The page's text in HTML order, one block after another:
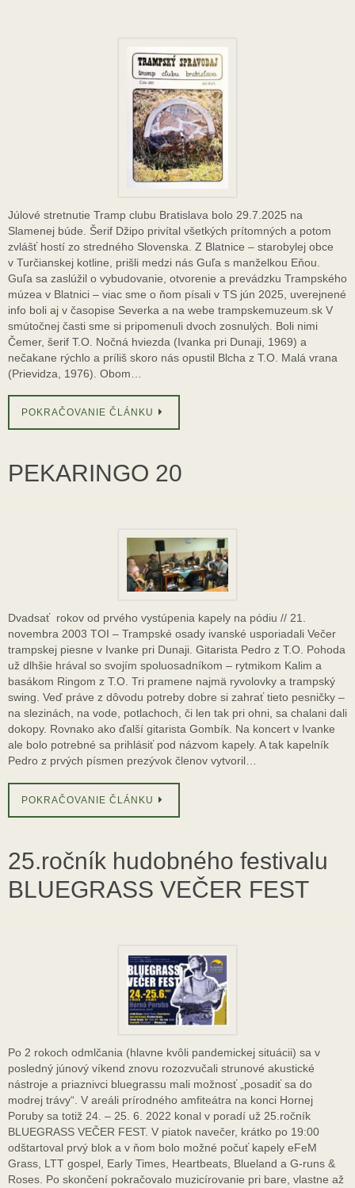
Júlové stretnutie Tramp clubu Bratislava bolo 29.7.2025 na
Slamenej búde. Šerif Džipo privítal všetkých prítomných a potom
zvlášť hostí zo stredného Slovenska. Z Blatnice – starobylej obce
v Turčianskej kotline, prišli medzi nás Guľa s manželkou Eňou.
Guľa sa zaslúžil o vybudovanie, otvorenie a prevádzku Trampského
múzea v Blatnici – viac sme o ňom písali v TS jún 2025, uverejnené
info boli aj v časopise Severka a na webe trampskemuzeum.sk V
smútočnej časti sme si pripomenuli dvoch zosnulých. Boli nimi
Čemer, šerif T.O. Nočná hviezda (Ivanka pri Dunaji, 1969) a
nečakane rýchlo a príliš skoro nás opustil Blcha z T.O. Malá vrana
(Prievidza, 1976). Obom…
POKRAČOVANIE ČLÁNKU
PEKARINGO 20
Dvadsať rokov od prvého vystúpenia kapely na pódiu // 21.
novembra 2003 TOI – Trampské osady ivanské usporiadali Večer
trampskej piesne v Ivanke pri Dunaji. Gitarista Pedro z T.O. Pohoda
už dlhšie hrával so svojím spoluosadníkom – rytmikom Kalim a
basákom Ringom z T.O. Tri pramene najmä ryvolovky a trampský
swing. Veď práve z dôvodu potreby dobre si zahrať tieto pesničky –
na slezinách, na vode, potlachoch, či len tak pri ohni, sa chalani dali
dokopy. Rovnako ako ďalší gitarista Gombík. Na koncert v Ivanke
ale bolo potrebné sa prihlásiť pod názvom kapely. A tak kapelník
Pedro z prvých písmen prezývok členov vytvoril…
POKRAČOVANIE ČLÁNKU
25.ročník hudobného festivalu
BLUEGRASS VEČER FEST
Po 2 rokoch odmlčania (hlavne kvôli pandemickej situácii) sa v
posledný júnový víkend znovu rozozvučali strunové akustické
nástroje a priaznivci bluegrassu mali možnosť „posadiť sa do
modrej trávy“. V areáli prírodného amfiteátra na konci Hornej
Poruby sa totiž 24. – 25. 6. 2022 konal v poradí už 25.ročník
BLUEGRASS VEČER FEST. V piatok navečer, krátko po 19:00
odštartoval prvý blok a v ňom bolo možné počuť kapely eFeM
Grass, LTT gospel, Early Times, Heartbeats, Blueland a G-runs &
Roses. Po skončení pokračovalo muzicírovanie pri bare, vlastne až